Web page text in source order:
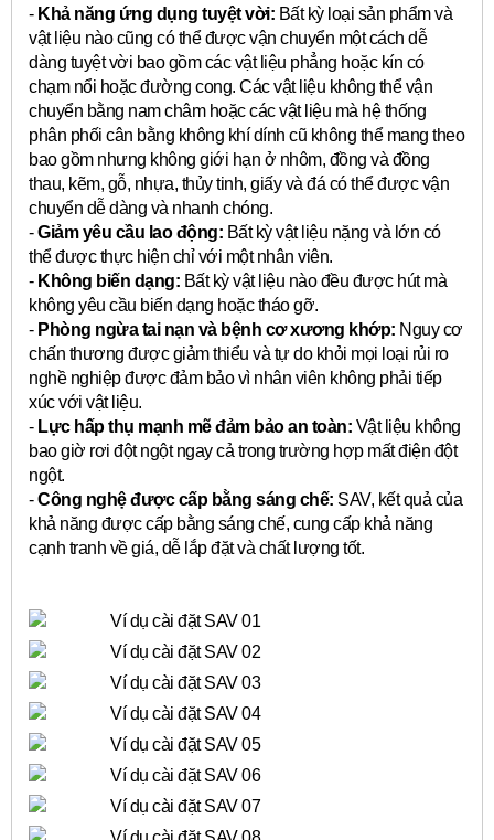
- Khả năng ứng dụng tuyệt vời: Bất kỳ loại sản phẩm và
vật liệu nào cũng có thể được vận chuyển một cách dễ
dàng tuyệt vời bao gồm các vật liệu phẳng hoặc kín có
chạm nổi hoặc đường cong. Các vật liệu không thể vận
chuyển bằng nam châm hoặc các vật liệu mà hệ thống
phân phối cân bằng không khí dính cũ không thể mang theo
bao gồm nhưng không giới hạn ở nhôm, đồng và đồng
thau, kẽm, gỗ, nhựa, thủy tinh, giấy và đá có thể được vận
chuyển dễ dàng và nhanh chóng.
-Giảm yêu cầu lao động: Bất kỳ vật liệu nặng và lớn có
thể được thực hiện chỉ với một nhân viên.
- Không biến dạng: Bất kỳ vật liệu nào đều được hút mà
không yêu cầu biến dạng hoặc tháo gỡ.
- Phòng ngừa tai nạn và bệnh cơ xương khớp: Nguy cơ
chấn thương được giảm thiểu và tự do khỏi mọi loại rủi ro
nghề nghiệp được đảm bảo vì nhân viên không phải tiếp
xúc với vật liệu.
- Lực hấp thụ mạnh mẽ đảm bảo an toàn: Vật liệu không
bao giờ rơi đột ngột ngay cả trong trường hợp mất điện đột
ngột.
-Công nghệ được cấp bằng sáng chế: SAV, kết quả của
khả năng được cấp bằng sáng chế, cung cấp khả năng
cạnh tranh về giá, dễ lắp đặt và chất lượng tốt.